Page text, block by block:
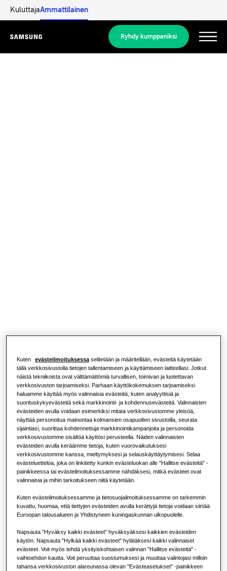
KuluttajaAmmattilainen
Menu
Ryhdy kumppaniksi
Ohjauslaitteet
Lämpöpumpun hyödyt
Mikä on ilmastointilaite ja miten se
toimii?
KAUPALLISET RATKAISUT
Hotellit
Vähittäismyynti
Ravintola
Toimisto
Kestävyys
One Samsung
Kuten evästeilmoituksessa selitetään ja määritellään, evästeitä käytetään
tällä verkkosivustolla tietojen tallentamiseen ja käyttämiseen laitteellasi. Jotkut
näistä tekniikoista ovat välttämättömiä turvallisen, toimivan ja luotettavan
verkkosivuston tarjoamiseksi. Parhaan käyttökokemuksen tarjoamiseksi
haluamme käyttää myös valinnaisia evästeitä, kuten analyyttisiä ja
suorituskykyevästeitä sekä markkinointi- ja kohdennusevästeitä. Valinnaisten
evästeiden avulla voidaan esimerkiksi mitata verkkosivustomme yleisöä,
näyttää personoitua mainontaa kolmansien osapuolten sivustoilla, seurata
sijaintiasi, suorittaa kohdennettuja markkinointikampanjoita ja personoida
verkkosivustomme sisältöä käyttösi perusteella. Näiden valinnaisten
evästeiden avulla keräämme tietoja, kuten vuorovaikutuksesi
verkkosivustomme kanssa, mieltymyksesi ja selauskäyttäytymisesi. Selaa
evästeluetteloa, joka on linkitetty kunkin evästeluokan alle "Hallitse evästeitä" -
painikkeessa tai evästeilmoituksessamme nähdäksesi, mitkä evästeet ovat
valinnaisia ja mihin tarkoitukseen niitä käytetään.
Kuten evästeilmoituksessamme ja tietosuojailmoituksessamme on tarkemmin
kuvattu, huomaa, että tiettyjen evästeiden avulla kerättyjä tietoja voidaan siirtää
Euroopan talousalueen ja Yhdistyneen kuningaskunnan ulkopuolelle.
Napsauta "Hyväksy kaikki evästeet" hyväksyäksesi kaikkien evästeiden
käytön. Napsauta "Hylkää kaikki evästeet" hylätäksesi kaikki valinnaiset
evästeet. Voit myös tehdä yksityiskohtaisen valinnan "Hallitse evästeitä" -
vaihtoehdon kautta. Voit peruuttaa suostumuksesi ja muuttaa valintojasi milloin
tahansa verkkosivuston alareunassa olevan "Evästeasetukset" -painikkeen